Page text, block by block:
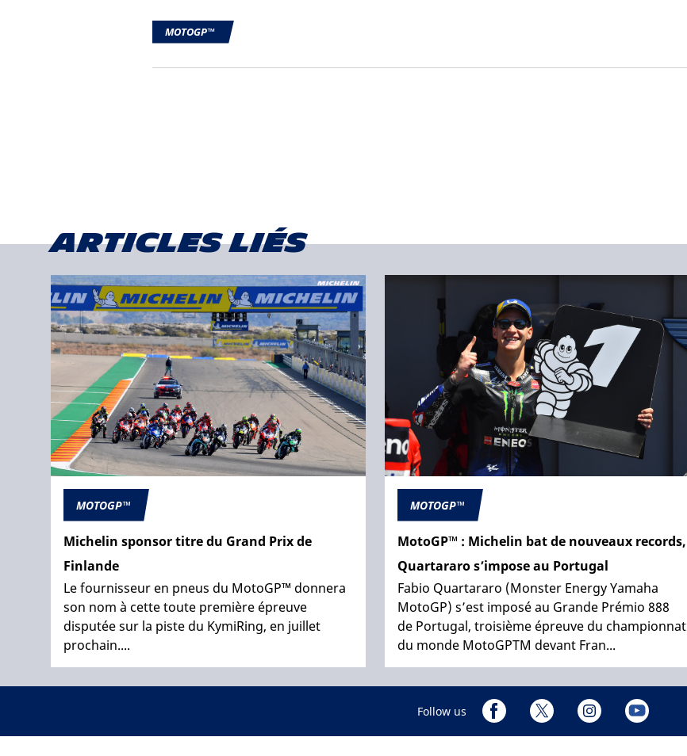
MOTOGP™
Articles liés
MOTOGP™
Michelin sponsor titre du Grand Prix de
Finlande
Le fournisseur en pneus du MotoGP™ donnera
son nom à cette toute première épreuve
disputée sur la piste du KymiRing, en juillet
prochain....
MOTOGP™
MotoGP™ : Michelin bat de nouveaux records,
Quartararo s’impose au Portugal
Fabio Quartararo (Monster Energy Yamaha
MotoGP) s’est imposé au Grande Prémio 888
de Portugal, troisième épreuve du championnat
du monde MotoGPTM devant Fran...
Follow us